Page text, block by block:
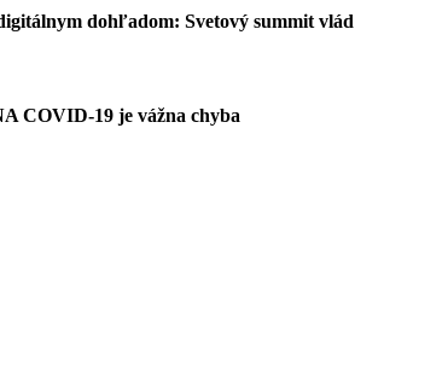
dohľadom: Svetový summit vlád
COVID-19 je vážna chyba